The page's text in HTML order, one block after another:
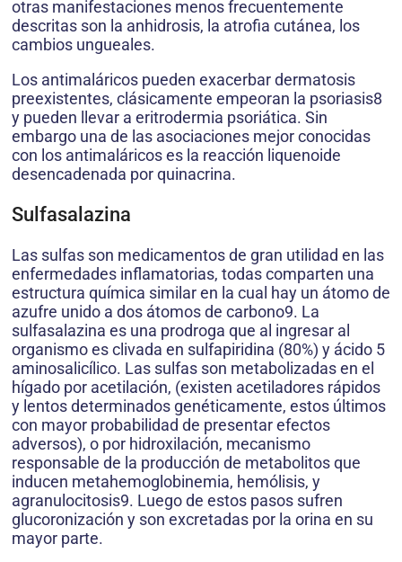
otras manifestaciones menos frecuentemente
descritas son la anhidrosis, la atrofia cutánea, los
cambios ungueales.
Los antimaláricos pueden exacerbar dermatosis
preexistentes, clásicamente empeoran la psoriasis8
y pueden llevar a eritrodermia psoriática. Sin
embargo una de las asociaciones mejor conocidas
con los antimaláricos es la reacción liquenoide
desencadenada por quinacrina.
Sulfasalazina
Las sulfas son medicamentos de gran utilidad en las
enfermedades inflamatorias, todas comparten una
estructura química similar en la cual hay un átomo de
azufre unido a dos átomos de carbono9. La
sulfasalazina es una prodroga que al ingresar al
organismo es clivada en sulfapiridina (80%) y ácido 5
aminosalicílico. Las sulfas son metabolizadas en el
hígado por acetilación, (existen acetiladores rápidos
y lentos determinados genéticamente, estos últimos
con mayor probabilidad de presentar efectos
adversos), o por hidroxilación, mecanismo
responsable de la producción de metabolitos que
inducen metahemoglobinemia, hemólisis, y
agranulocitosis9. Luego de estos pasos sufren
glucoronización y son excretadas por la orina en su
mayor parte.